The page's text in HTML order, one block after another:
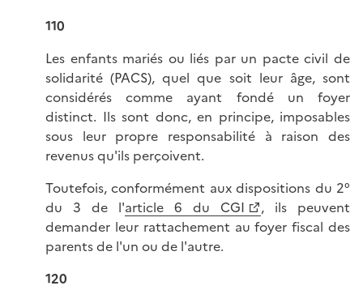
110
Les enfants mariés ou liés par un pacte civil de
solidarité (PACS), quel que soit leur âge, sont
considérés comme ayant fondé un foyer
distinct. Ils sont donc, en principe, imposables
sous leur propre responsabilité à raison des
revenus qu'ils perçoivent.
Toutefois, conformément aux dispositions du 2°
du 3 de l'article 6 du CGI
, ils peuvent
demander leur rattachement au foyer fiscal des
parents de l'un ou de l'autre.
120